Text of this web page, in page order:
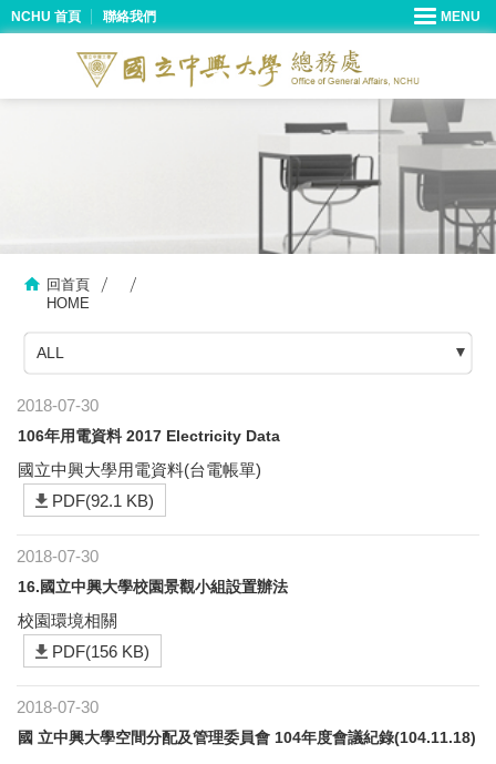
NCHU 首頁 聯絡我們
回首頁
HOME
ALL
2018-07-30
106年用電資料 2017 Electricity Data
國立中興大學用電資料(台電帳單)
PDF(92.1 KB)
2018-07-30
16.國立中興大學校園景觀小組設置辦法
校園環境相關
PDF(156 KB)
2018-07-30
國 立中興大學空間分配及管理委員會 104年度會議紀錄(104.11.18)